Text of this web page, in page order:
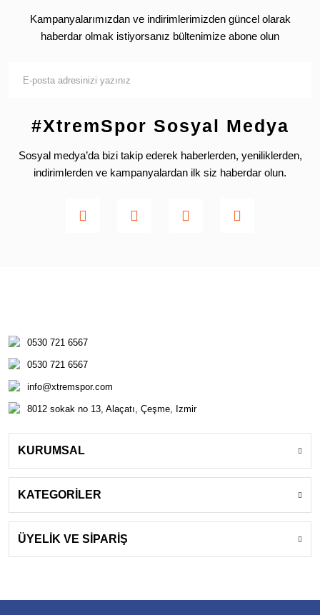
Kampanyalarımızdan ve indirimlerimizden güncel olarak
haberdar olmak istiyorsanız bültenimize abone olun
#XtremSpor Sosyal Medya
Sosyal medya’da bizi takip ederek haberlerden, yeniliklerden,
indirimlerden ve kampanyalardan ilk siz haberdar olun.
0530 721 6567
0530 721 6567
info@xtremspor.com
8012 sokak no 13, Alaçatı, Çeşme, Izmir
KURUMSAL
KATEGORİLER
ÜYELİK VE SİPARİŞ